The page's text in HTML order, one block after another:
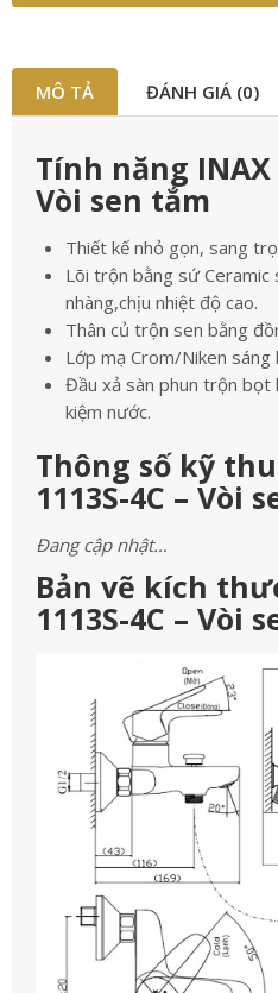
MÔ TẢ ĐÁNH GIÁ (0)
Tính năng INAX
Vòi sen tắm
Thiết kế nhỏ gọn, sang
Lõi trộn bằng sứ Ceramic
nhàng,chịu nhiệt độ cao.
Thân củ trộn sen bằng
Lớp mạ Crom/Niken sáng
Đầu xả sàn phun trộn bọt
kiệm nước.
Thông số kỹ
1113S-4C – Vòi
Đang cập nhật…
Bản vẽ kích
1113S-4C – Vòi